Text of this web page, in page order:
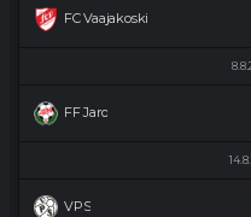
FC Vaajakoski
FF Jaro
VPS